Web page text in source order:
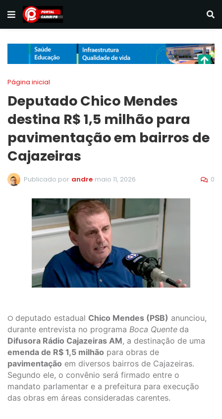
Página inicial
Deputado Chico Mendes
destina R$ 1,5 milhão para
pavimentação em bairros de
Cajazeiras
Publicado por andre maio 11, 2026 0
O deputado estadual Chico Mendes (PSB) anunciou,
durante entrevista no programa Boca Quente da
Difusora Rádio Cajazeiras AM, a destinação de uma
emenda de R$ 1,5 milhão para obras de
pavimentação em diversos bairros de Cajazeiras.
Segundo ele, o convênio será firmado entre o
mandato parlamentar e a prefeitura para execução
das obras em áreas consideradas carentes.